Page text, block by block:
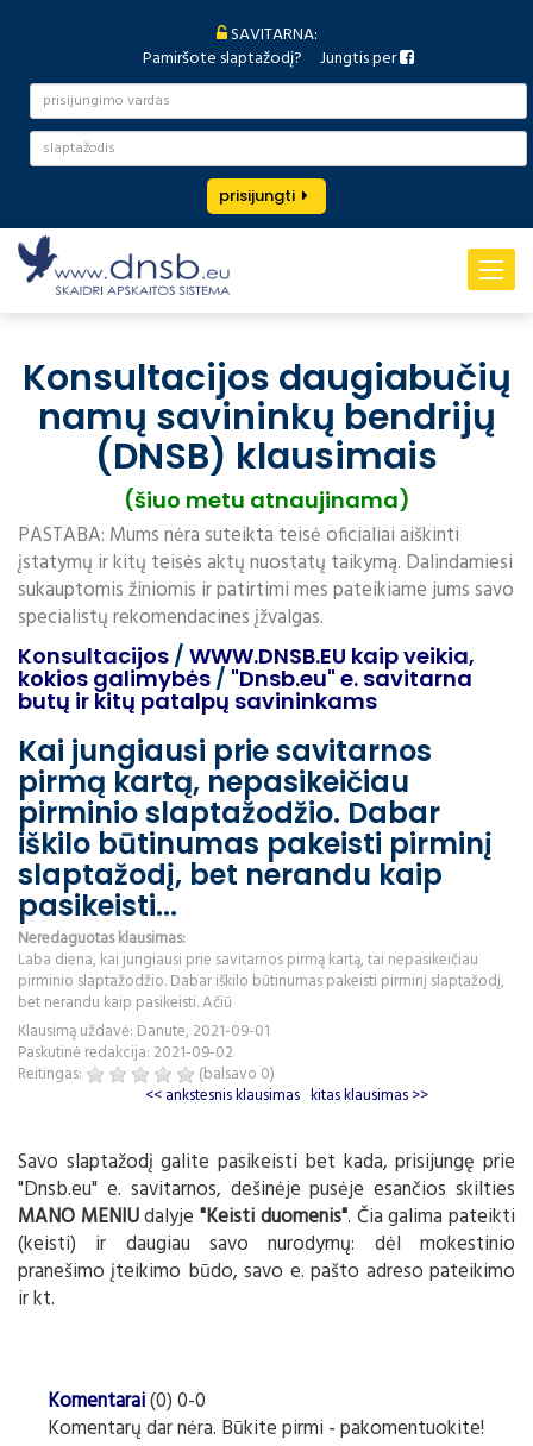
SAVITARNA:
Pamiršote slaptažodį?
Jungtis per
prisijungti
Toggle
Konsultacijos daugiabučių
namų savininkų bendrijų
(DNSB) klausimais
(šiuo metu atnaujinama)
PASTABA: Mums nėra suteikta teisė oficialiai aiškinti
įstatymų ir kitų teisės aktų nuostatų taikymą. Dalindamiesi
sukauptomis žiniomis ir patirtimi mes pateikiame jums savo
specialistų rekomendacines įžvalgas.
Konsultacijos / WWW.DNSB.EU kaip veikia,
kokios galimybės / "Dnsb.eu" e. savitarna
butų ir kitų patalpų savininkams
Kai jungiausi prie savitarnos
pirmą kartą, nepasikeičiau
pirminio slaptažodžio. Dabar
iškilo būtinumas pakeisti pirminį
slaptažodį, bet nerandu kaip
pasikeisti...
Neredaguotas klausimas:
Laba diena, kai jungiausi prie savitarnos pirmą kartą, tai nepasikeičiau
pirminio slaptažodžio. Dabar iškilo būtinumas pakeisti pirminį slaptažodį,
bet nerandu kaip pasikeisti. Ačiū
Klausimą uždavė: Danute, 2021-09-01
Paskutinė redakcija: 2021-09-02
Reitingas:
(balsavo 0)
<< ankstesnis klausimas kitas klausimas >>
Savo slaptažodį galite pasikeisti bet kada, prisijungę prie
"Dnsb.eu" e. savitarnos, dešinėje pusėje esančios skilties
MANO MENIUdalyje"Keisti duomenis". Čia galima pateikti
(keisti) ir daugiau savo nurodymų: dėl mokestinio
pranešimo įteikimo būdo, savo e. pašto adreso pateikimo
ir kt.
Komentarai(0) 0-0
Komentarų dar nėra. Būkite pirmi - pakomentuokite!